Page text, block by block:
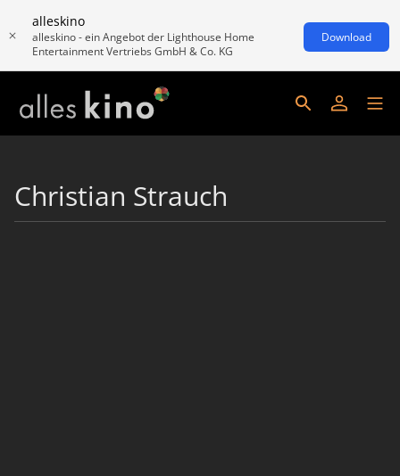
alleskino
alleskino - ein Angebot der Lighthouse Home
Entertainment Vertriebs GmbH & Co. KG
Download
Christian Strauch